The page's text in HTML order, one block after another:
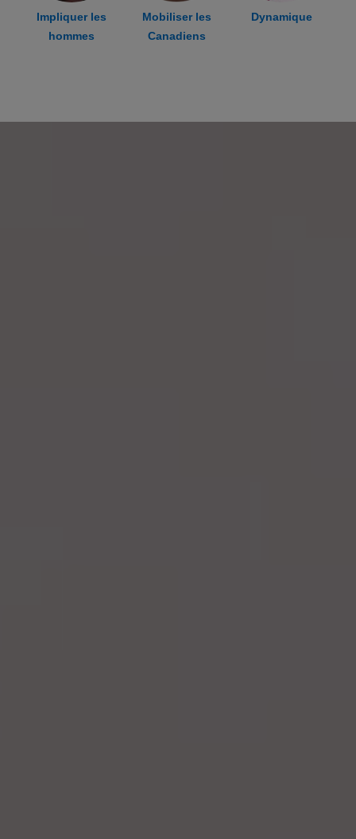
Impliquer les
hommes
Mobiliser les
Canadiens
Dynamique